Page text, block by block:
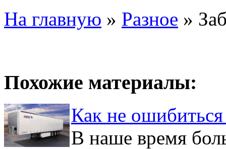
На главную » Разное »
Похожие материалы:
Как не
В наше время